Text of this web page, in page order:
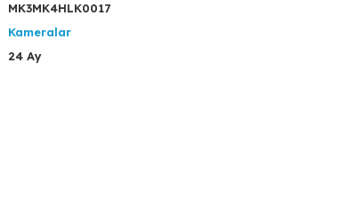
MK3MK4HLK0017
Kameralar
24 Ay